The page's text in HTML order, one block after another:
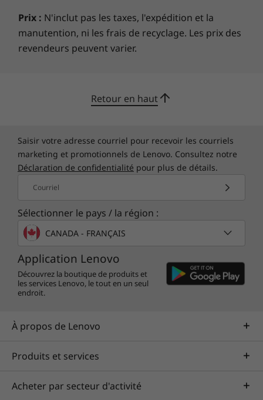
configuration du système et les environnements
d’exploitation. Les vitesses réelles varient et peuvent
être inférieures à celles attendues.
Sécurité et commodité
d’alimentation/lecteur d’empreinte digitale et le
de 2e génération. Il suffit de le retirer de sa
regard de Mirametrix®peut détecter votre
Plus d’informations
Liste complète des spécifications pour les numéros de
Les spécifications peuvent varier selon la région/le modèle et la
disponibilité
Prix : N'inclut pas les taxes, l'expédition et la
manutention, ni les frais de recyclage. Les prix des
revendeurs peuvent varier.
Retour en haut
Saisir votre adresse courriel pour recevoir les courriels
marketing et promotionnels de Lenovo. Consultez notre
Déclaration de confidentialité pour plus de détails.
Courriel
Sélectionner le pays / la région :
CANADA - FRANÇAIS
Application Lenovo
Découvrez la boutique de produits et
les services Lenovo, le tout en un seul
endroit.
À propos de Lenovo
Produits et services
Acheter par secteur d'activité